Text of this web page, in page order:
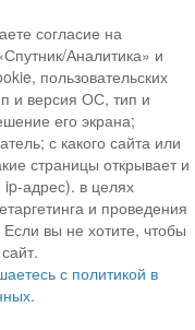
согласие на
Аналитика» и
пользовательских
и версия ОС, тип и
его экрана;
с какого сайта или
страницы открывает и
ip-адрес). в целях
и проведения
Если вы не хотите, чтобы
с политикой в